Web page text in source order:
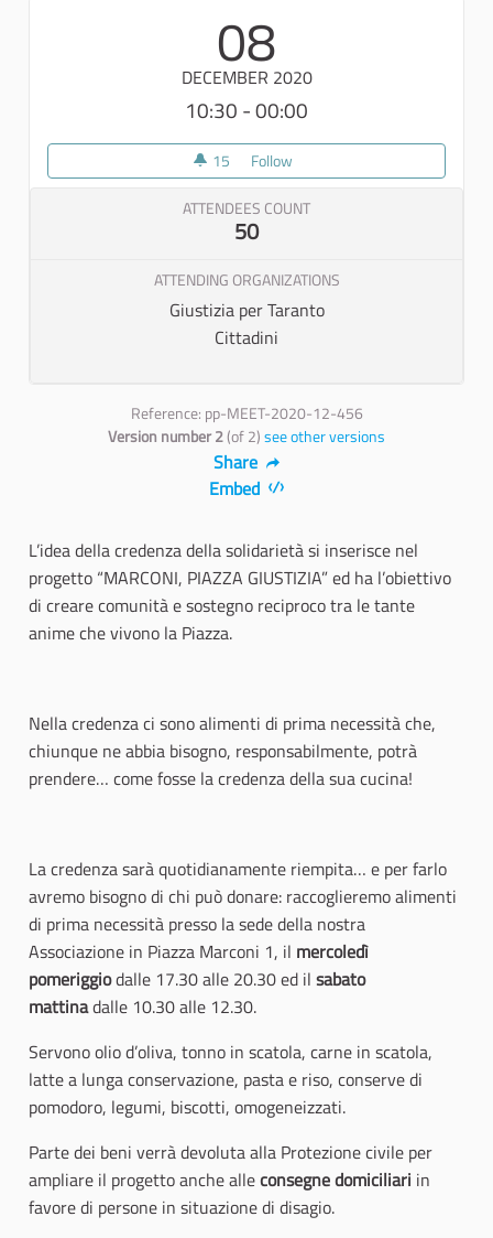
08
DECEMBER 2020
10:30 - 00:00
15 15 followers
Follow
ATTENDEES COUNT
50
ATTENDING ORGANIZATIONS
Giustizia per Taranto
Cittadini
Reference: pp-MEET-2020-12-456
Version number 2(of 2)see other versions
Share
Embed
L’idea della credenza della solidarietà si inserisce nel
progetto “MARCONI, PIAZZA GIUSTIZIA” ed ha l’obiettivo
di creare comunità e sostegno reciproco tra le tante
anime che vivono la Piazza.
Nella credenza ci sono alimenti di prima necessità che,
chiunque ne abbia bisogno, responsabilmente, potrà
prendere… come fosse la credenza della sua cucina!
La credenza sarà quotidianamente riempita… e per farlo
avremo bisogno di chi può donare: raccoglieremo alimenti
di prima necessità presso la sede della nostra
Associazione in Piazza Marconi 1, il mercoledì
pomeriggiodalle 17.30 alle 20.30 ed il sabato
mattinadalle 10.30 alle 12.30.
Servono olio d’oliva, tonno in scatola, carne in scatola,
latte a lunga conservazione, pasta e riso, conserve di
pomodoro, legumi, biscotti, omogeneizzati.
Parte dei beni verrà devoluta alla Protezione civile per
ampliare il progetto anche alleconsegne domiciliari in
favore di persone in situazione di disagio.